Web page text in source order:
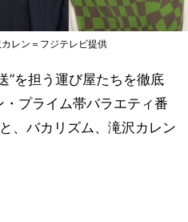
レン＝フジテレビ提供
”を担う運び屋たちを徹底
プライム帯バラエティ番
、バカリズム、滝沢カレン